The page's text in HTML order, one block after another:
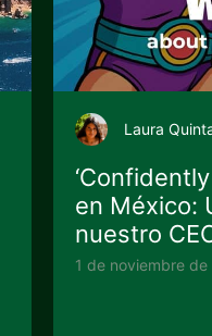
Laura
en México:
nuestro
1 de noviembre de